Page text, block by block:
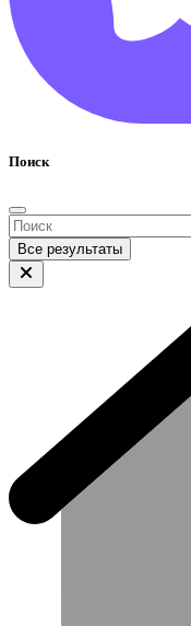
Поиск
Все результаты